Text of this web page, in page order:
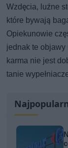
Wzdęcia, luźne
które bywają
Opiekunowie
jednak te
karma nie jest
tanie